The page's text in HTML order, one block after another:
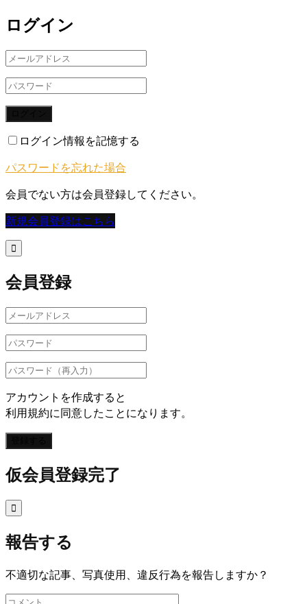
ログイン
ログイン情報を記憶する
パスワードを忘れた場合
会員でない方は会員登録してください。
新規会員登録はこちら

会員登録
アカウントを作成すると
利用規約に同意したことになります。
仮会員登録完了

報告する
不適切な記事、写真使用、違反行為を報告しますか？